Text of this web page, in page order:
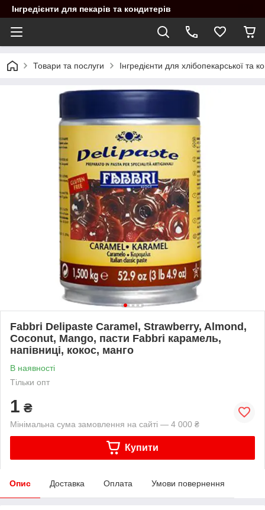
Інгредієнти для пекарів та кондитерів
Товари та послуги Інгредієнти для хлібопекарської та
Fabbri Delipaste Caramel, Strawberry, Almond,
Coconut, Mango, пасти Fabbri карамель,
напівниці, кокос, манго
В наявності
Тільки опт
1 ₴
Мінімальна сума замовлення на сайті — 4 000 ₴
Купити
Опис Доставка Оплата Умови повернення